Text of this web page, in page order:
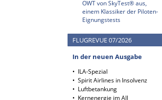
OWT von SkyTest® aus,
einem Klassiker der Piloten-
Eignungstests
FLUGREVUE 07/2026
In der neuen Ausgabe
• ILA-Spezial
• Spirit Airlines in Insolvenz
• Luftbetankung
• Kernenergie im All